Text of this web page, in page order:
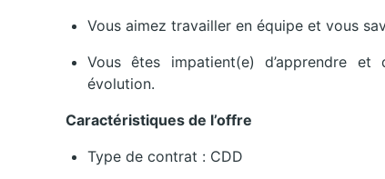
Vous aimez travailler en équipe et vous
Vous êtes impatient(e) d’apprendre
évolution.
Caractéristiques de l’offre
Type de contrat : CDD